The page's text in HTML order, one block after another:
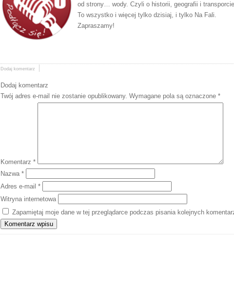
od strony… wody. Czyli o historii, geografii i
To wszystko i więcej tylko dzisiaj, i tylko Na Fali.
Zapraszamy!
Dodaj komentarz
Dodaj komentarz
Twój adres e-mail nie zostanie opublikowany. Wymagane pola są oznaczone *
Komentarz *
Nazwa *
Adres e-mail *
Witryna internetowa
Zapamiętaj moje dane w tej przeglądarce podczas pisania kolejnych